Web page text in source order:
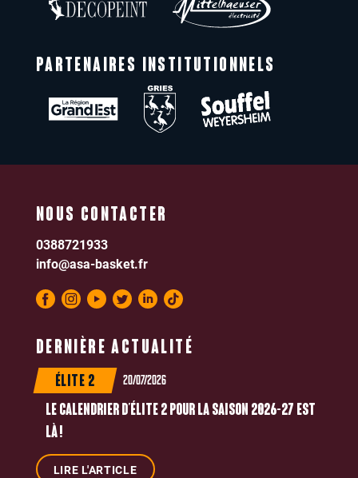
PARTENAIRES INSTITUTIONNELS
DERNIÈRE ACTUALITÉ
ÉLITE 2 20/07/2026
LE CALENDRIER D’ÉLITE 2 POUR LA SAISON 2026-27 EST
LÀ !
LIRE L'ARTICLE
NOUS CONTACTER
0388721933
info@asa-basket.fr